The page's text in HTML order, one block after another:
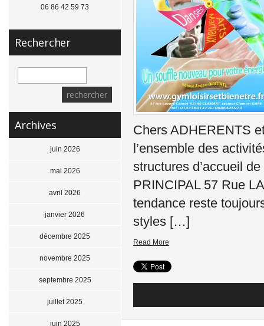
Chers ADHERENTS
l’ensemble des
structures d’accueil
PRINCIPAL 57 Rue
tendance reste
styles […]
Read More
06 86 42 59 73
Rechercher
Archives
juin 2026
mai 2026
avril 2026
janvier 2026
décembre 2025
novembre 2025
septembre 2025
juillet 2025
juin 2025